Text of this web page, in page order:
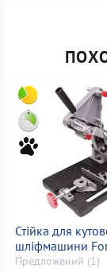
Стійка для
шліфмашини
Предложений (1)